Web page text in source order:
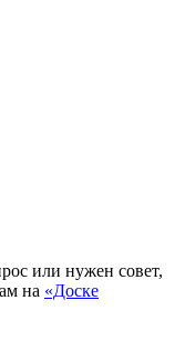
или нужен совет,
на «Доске